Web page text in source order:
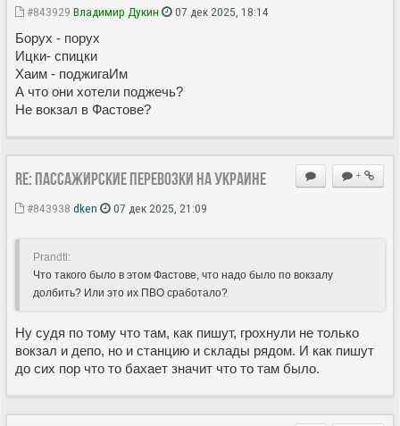
#843929 Владимир Дукин 07 дек 2025, 18:14
Борух - порух
Ицки- спицки
Хаим - поджигаИм
А что они хотели поджечь?
Не вокзал в Фастове?
+
Re: Пассажирские перевозки на Украине
#843938 dken 07 дек 2025, 21:09
Prandtl:
Что такого было в этом Фастове, что надо было по вокзалу
долбить? Или это их ПВО сработало?
Ну судя по тому что там, как пишут, грохнули не только
вокзал и депо, но и станцию и склады рядом. И как пишут
до сих пор что то бахает значит что то там было.